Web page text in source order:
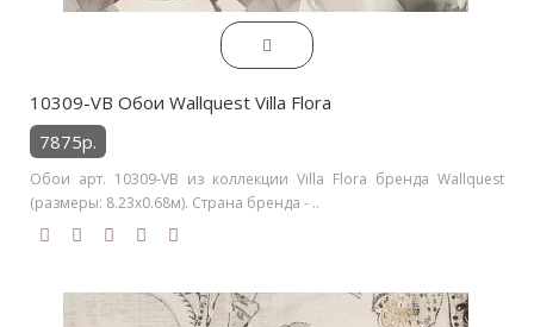
10309-VB Обои Wallquest Villa Flora
7875р.
Обои арт. 10309-VB из коллекции Villa Flora бренда Wallquest
(размеры: 8.23х0.68м). Страна бренда - ..